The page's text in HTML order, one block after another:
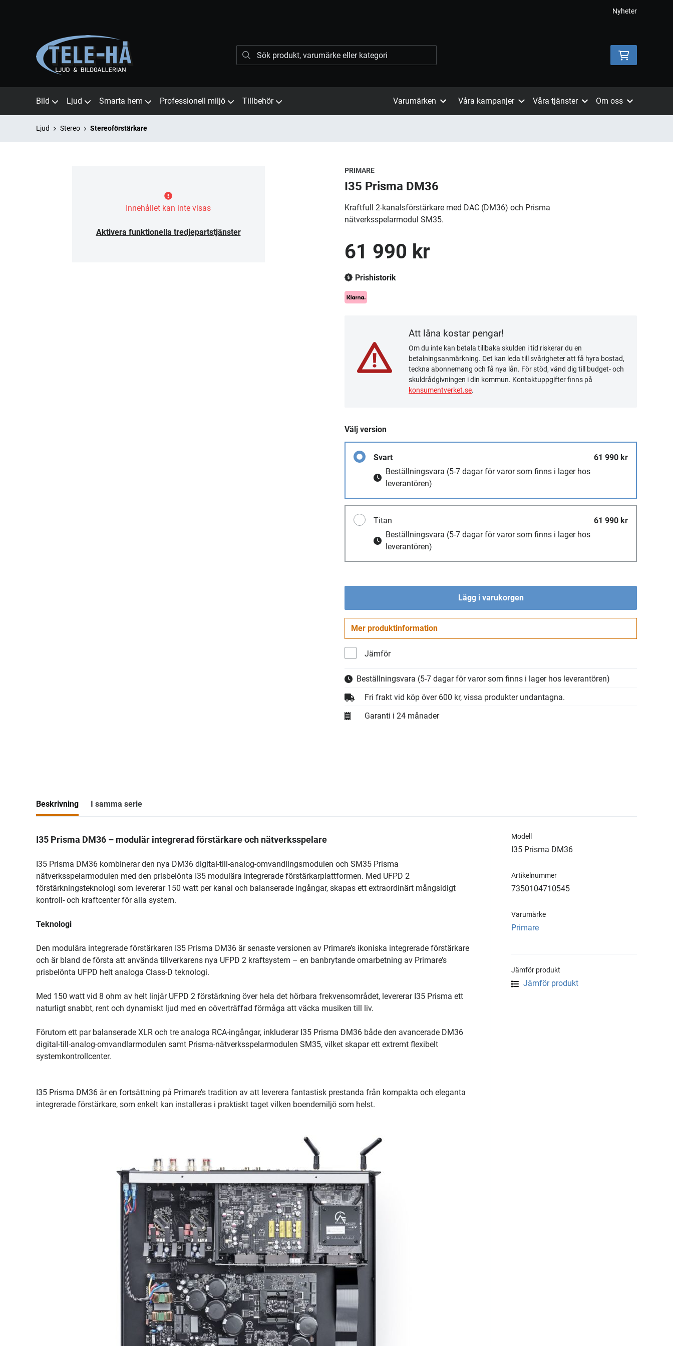
Nyheter
Bild Ljud Smarta hem Professionell miljö Tillbehör Varumärken Våra kampanjer Våra tjänster Om oss
Ljud Stereo Stereoförstärkare
Innehållet kan inte visas
Aktivera funktionella tredjepartstjänster
PRIMARE
I35 Prisma DM36
Kraftfull 2-kanalsförstärkare med DAC (DM36) och Prisma
nätverksspelarmodul SM35.
61 990 kr
Prishistorik
Att låna kostar pengar!
Om du inte kan betala tillbaka skulden i tid riskerar du en
betalningsanmärkning. Det kan leda till svårigheter att få hyra bostad,
teckna abonnemang och få nya lån. För stöd, vänd dig till budget- och
skuldrådgivningen i din kommun. Kontaktuppgifter finns på
konsumentverket.se.
Välj version
Svart
61 990 kr
Beställningsvara (5-7 dagar för varor som finns i lager hos
leverantören)
Titan
61 990 kr
Beställningsvara (5-7 dagar för varor som finns i lager hos
leverantören)
Lägg i varukorgen
Mer produktinformation
Jämför
Beställningsvara (5-7 dagar för varor som finns i lager hos leverantören)
Fri frakt vid köp över 600 kr, vissa produkter undantagna.
Garanti i 24 månader
Beskrivning I samma serie
I35 Prisma DM36 – modulär integrerad förstärkare och nätverksspelare
I35 Prisma DM36 kombinerar den nya DM36 digital-till-analog-omvandlingsmodulen och SM35 Prisma
nätverksspelarmodulen med den prisbelönta I35 modulära integrerade förstärkarplattformen. Med UFPD 2
förstärkningsteknologi som levererar 150 watt per kanal och balanserade ingångar, skapas ett extraordinärt mångsidigt
kontroll- och kraftcenter för alla system.
Teknologi
Den modulära integrerade förstärkaren I35 Prisma DM36 är senaste versionen av Primare’s ikoniska integrerade förstärkare
och är bland de första att använda tillverkarens nya UFPD 2 kraftsystem – en banbrytande omarbetning av Primare’s
prisbelönta UFPD helt analoga Class-D teknologi.
Med 150 watt vid 8 ohm av helt linjär UFPD 2 förstärkning över hela det hörbara frekvensområdet, levererar I35 Prisma ett
naturligt snabbt, rent och dynamiskt ljud med en oöverträffad förmåga att väcka musiken till liv.
Förutom ett par balanserade XLR och tre analoga RCA-ingångar, inkluderar I35 Prisma DM36 både den avancerade DM36
digital-till-analog-omvandlarmodulen samt Prisma-nätverksspelarmodulen SM35, vilket skapar ett extremt flexibelt
systemkontrollcenter.
I35 Prisma DM36 är en fortsättning på Primare’s tradition av att leverera fantastisk prestanda från kompakta och eleganta
integrerade förstärkare, som enkelt kan installeras i praktiskt taget vilken boendemiljö som helst.
Modell
I35 Prisma DM36
Artikelnummer
7350104710545
Varumärke
Primare
Jämför produkt
Jämför produkt